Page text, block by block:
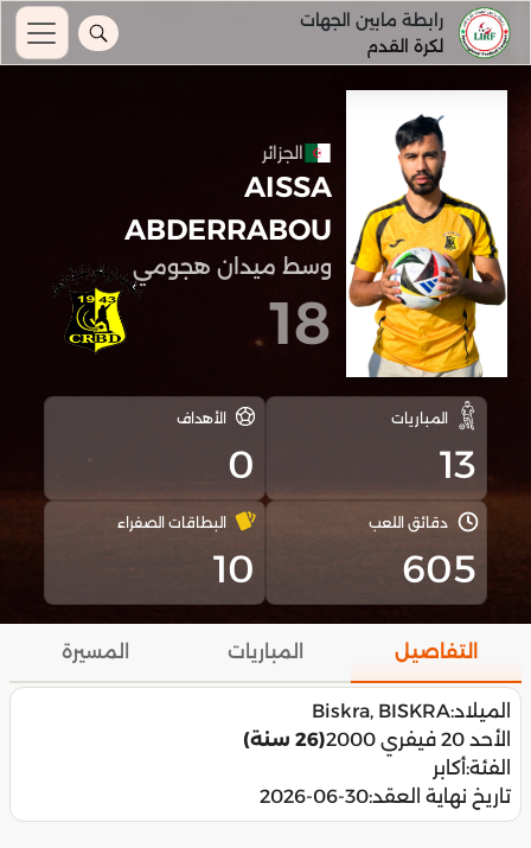
رابطة مابين الجهات
لكرة القدم
الجزائر
AISSA
ABDERRABOU
وسط ميدان هجومي
18
المباريات
13
الأهداف
0
دقائق اللعب
605
البطاقات الصفراء
10
التفاصيل المباريات المسيرة
الميلاد:Biskra, BISKRA
الأحد 20 فيفري 2000
(26 سنة)
الفئة:أكابر
تاريخ نهاية العقد:2026-06-30